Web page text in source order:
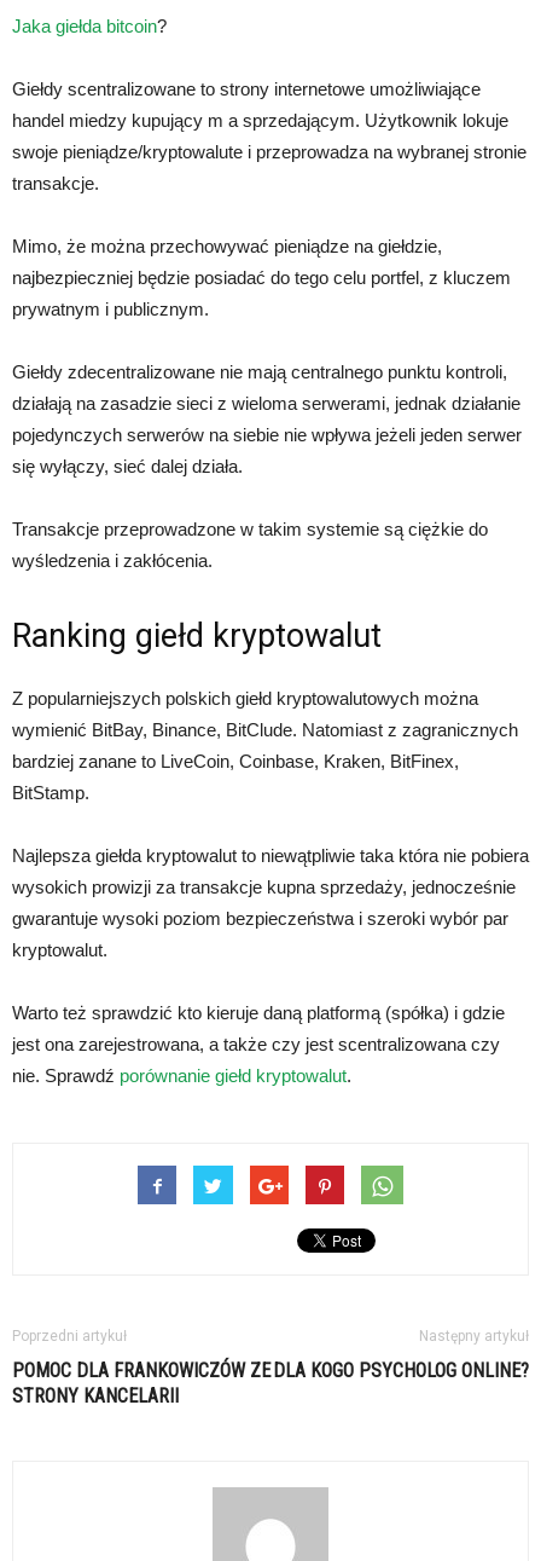
Jaka giełda bitcoin?
Giełdy scentralizowane to strony internetowe umożliwiające
handel miedzy kupujący m a sprzedającym. Użytkownik lokuje
swoje pieniądze/kryptowalute i przeprowadza na wybranej stronie
transakcje.
Mimo, że można przechowywać pieniądze na giełdzie,
najbezpieczniej będzie posiadać do tego celu portfel, z kluczem
prywatnym i publicznym.
Giełdy zdecentralizowane nie mają centralnego punktu kontroli,
działają na zasadzie sieci z wieloma serwerami, jednak działanie
pojedynczych serwerów na siebie nie wpływa jeżeli jeden serwer
się wyłączy, sieć dalej działa.
Transakcje przeprowadzone w takim systemie są ciężkie do
wyśledzenia i zakłócenia.
Ranking giełd kryptowalut
Z popularniejszych polskich giełd kryptowalutowych można
wymienić BitBay, Binance, BitClude. Natomiast z zagranicznych
bardziej zanane to LiveCoin, Coinbase, Kraken, BitFinex,
BitStamp.
Najlepsza giełda kryptowalut to niewątpliwie taka która nie pobiera
wysokich prowizji za transakcje kupna sprzedaży, jednocześnie
gwarantuje wysoki poziom bezpieczeństwa i szeroki wybór par
kryptowalut.
Warto też sprawdzić kto kieruje daną platformą (spółka) i gdzie
jest ona zarejestrowana, a także czy jest scentralizowana czy
nie. Sprawdź porównanie giełd kryptowalut.
Poprzedni artykuł
POMOC DLA FRANKOWICZÓW ZE
STRONY KANCELARII
Następny artykuł
DLA KOGO PSYCHOLOG ONLINE?